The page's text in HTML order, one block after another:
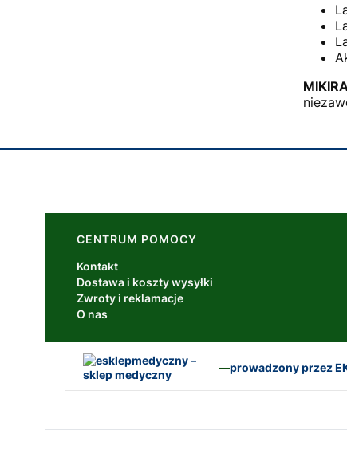
Linki w stopce
CENTRUM POMOCY
Kontakt
Dostawa i koszty wysyłki
Zwroty i reklamacje
O nas
—prowadzony przez